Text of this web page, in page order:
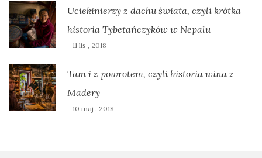
Uciekinierzy z dachu świata, czyli krótka
historia Tybetańczyków w Nepalu
- 11 lis , 2018
Tam i z powrotem, czyli historia wina z
Madery
- 10 maj , 2018